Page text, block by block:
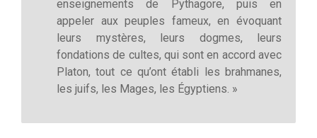
enseignements de Pythagore, puis en
appeler aux peuples fameux, en évoquant
leurs mystères, leurs dogmes, leurs
fondations de cultes, qui sont en accord avec
Platon, tout ce qu’ont établi les brahmanes,
les juifs, les Mages, les Égyptiens. »